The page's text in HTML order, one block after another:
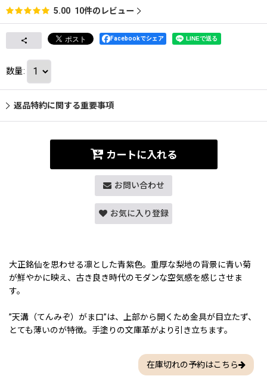
5.00 10件のレビュー
Facebookでシェア
数量:
返品特約に関する重要事項
カートに入れる
お問い合わせ
お気に入り登録
大正銘仙を思わせる凛とした青紫色。重厚な梨地の背景に青い菊
が鮮やかに映え、古き良き時代のモダンな空気感を感じさせま
す。
”天溝（てんみぞ）がま口”は、上部から開くため金具が目立たず、
とても薄いのが特徴。手塗りの文庫革がより引き立ちます。
在庫切れの予約はこちら